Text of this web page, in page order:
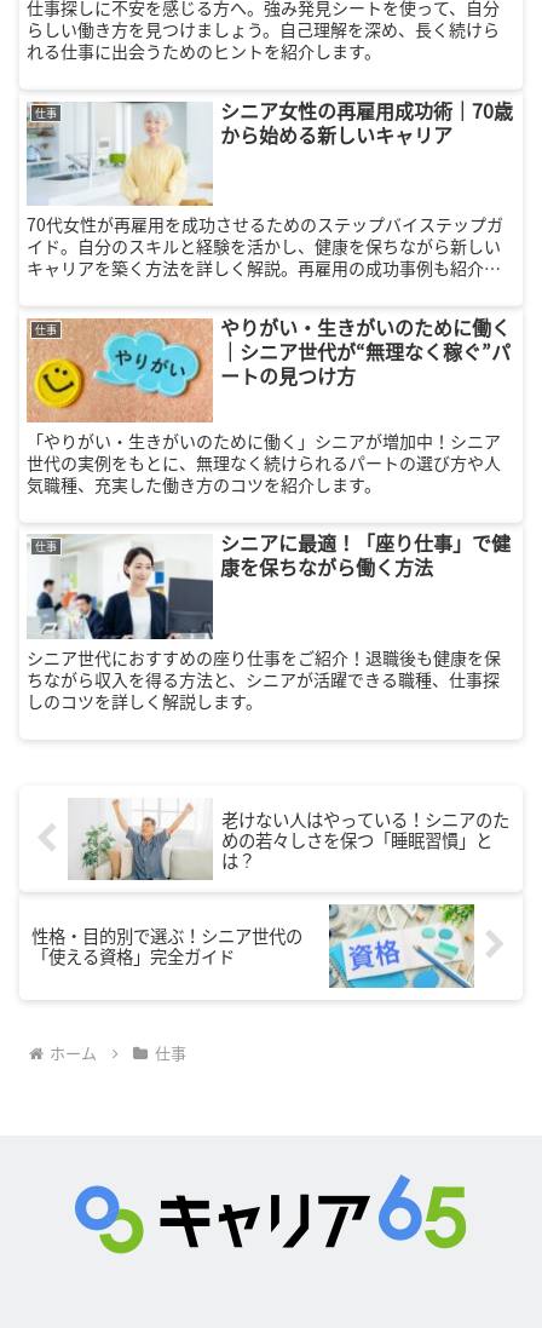
仕事探しに不安を感じる方へ。強み発見シートを使って、自分
らしい働き方を見つけましょう。自己理解を深め、長く続けら
れる仕事に出会うためのヒントを紹介します。
仕事
シニア女性の再雇用成功術｜70歳
から始める新しいキャリア
70代女性が再雇用を成功させるためのステップバイステップガ
イド。自分のスキルと経験を活かし、健康を保ちながら新しい
キャリアを築く方法を詳しく解説。再雇用の成功事例も紹介し
仕事
やりがい・生きがいのために働く
｜シニア世代が“無理なく稼ぐ”パ
ートの見つけ方
「やりがい・生きがいのために働く」シニアが増加中！シニア
世代の実例をもとに、無理なく続けられるパートの選び方や人
気職種、充実した働き方のコツを紹介します。
仕事
シニアに最適！「座り仕事」で健
康を保ちながら働く方法
シニア世代におすすめの座り仕事をご紹介！退職後も健康を保
ちながら収入を得る方法と、シニアが活躍できる職種、仕事探
しのコツを詳しく解説します。
老けない人はやっている！シニアのた
めの若々しさを保つ「睡眠習慣」と
は？
性格・目的別で選ぶ！シニア世代の
「使える資格」完全ガイド
ホーム 仕事